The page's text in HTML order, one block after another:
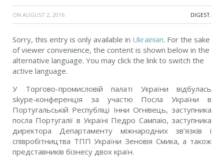
ON AUGUST 2, 2016 DIGEST,
Sorry, this entry is only available in Ukrainian. For the sake
of viewer convenience, the content is shown below in the
alternative language. You may click the link to switch the
active language.
У Торгово-промисловій палаті України відбулась
skype-конференція за участю Посла України в
Португальській Республіці Інни Огнівець, заступника
посла Португалії в Україні Педро Сампаіо, заступника
директора Департаменту міжнародних зв’язків і
співробітництва ТПП України Зеновія Смика, а також
представників бізнесу двох країн.